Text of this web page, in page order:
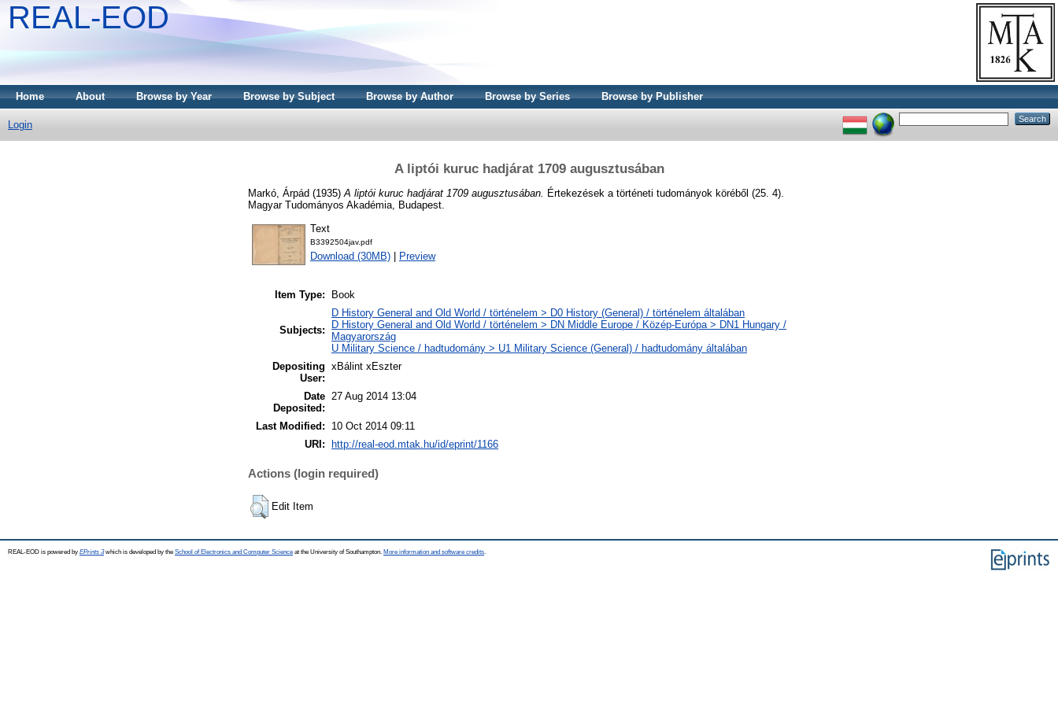
REAL-EOD
Home About Browse by Year Browse by Subject Browse by Author Browse by Series Browse by Publisher
Login
A liptói kuruc hadjárat 1709 augusztusában
Markó, Árpád (1935) A liptói kuruc hadjárat 1709 augusztusában. Értekezések a történeti tudományok köréből (25. 4).
Magyar Tudományos Akadémia, Budapest.
Text
B3392504jav.pdf
Download (30MB) Preview
Item Type: Book
Subjects:
D History General and Old World / történelem > D0 History (General) / történelem általában
D History General and Old World / történelem > DN Middle Europe / Közép-Európa > DN1 Hungary /
Magyarország
U Military Science / hadtudomány > U1 Military Science (General) / hadtudomány általában
Depositing
User:
xBálint xEszter
Date
Deposited:
27 Aug 2014 13:04
Last Modified:
10 Oct 2014 09:11
URI:
http://real-eod.mtak.hu/id/eprint/1166
Actions (login required)
Edit Item
REAL-EOD is powered by EPrints 3which is developed by the School of Electronics and Computer Science at the University of Southampton. More information and software credits